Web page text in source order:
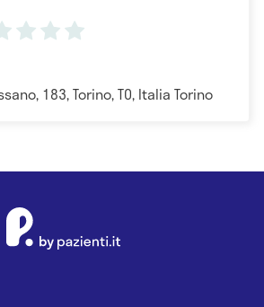
183, Torino, TO, Italia Torino